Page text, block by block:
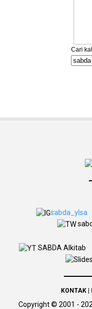
sabda_ylsa
SABDA Alkitab
KONTAK|
Copyright© 2001 -